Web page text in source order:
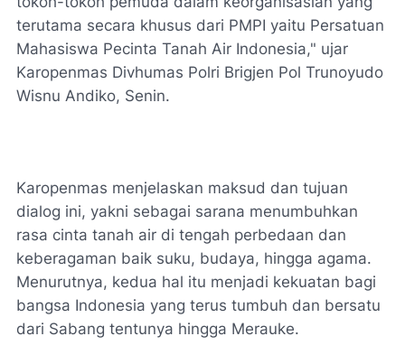
terutama secara khusus dari PMPI yaitu Persatuan
Mahasiswa Pecinta Tanah Air Indonesia," ujar
Karopenmas Divhumas Polri Brigjen Pol Trunoyudo
Wisnu Andiko, Senin.
Karopenmas menjelaskan maksud dan tujuan
dialog ini, yakni sebagai sarana menumbuhkan
rasa cinta tanah air di tengah perbedaan dan
keberagaman baik suku, budaya, hingga agama.
Menurutnya, kedua hal itu menjadi kekuatan bagi
bangsa Indonesia yang terus tumbuh dan bersatu
dari Sabang tentunya hingga Merauke.